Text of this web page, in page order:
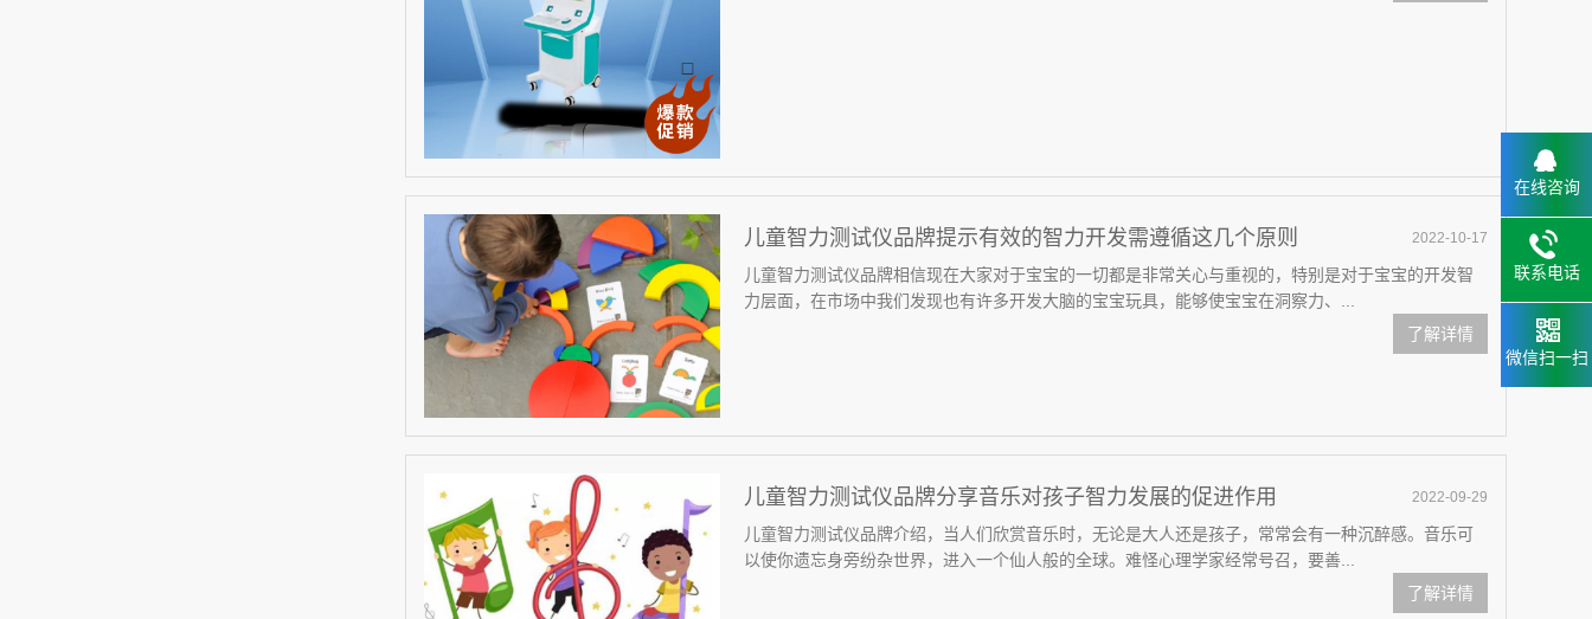
2022-10-17
儿童智力测试仪品牌提示有效的智力开发需遵循这几个原则
儿童智力测试仪品牌相信现在大家对于宝宝的一切都是非常关心与重视的，特别是对于宝宝的开发智
力层面，在市场中我们发现也有许多开发大脑的宝宝玩具，能够使宝宝在洞察力、...
了解详情
2022-09-29
儿童智力测试仪品牌分享音乐对孩子智力发展的促进作用
儿童智力测试仪品牌介绍，当人们欣赏音乐时，无论是大人还是孩子，常常会有一种沉醉感。音乐可
以使你遗忘身旁纷杂世界，进入一个仙人般的全球。难怪心理学家经常号召，要善...
了解详情
在线咨询
联系电话
微信扫一扫